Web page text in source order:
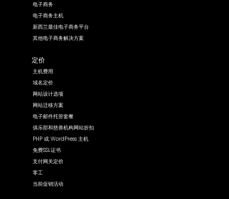
电子商务
电子商务主机
新西兰最佳电子商务平台
其他电子商务解决方案
定价
主机费用
域名定价
网站设计选项
网站迁移方案
电子邮件托管套餐
俱乐部和慈善机构网站折扣
PHP 或 WordPress 主机
免费SSL证书
支付网关定价
零工
当前促销活动